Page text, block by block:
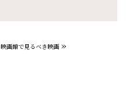
映画館で見るべき映画»